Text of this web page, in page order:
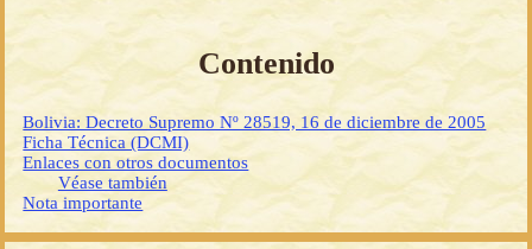
Contenido
Bolivia: Decreto Supremo Nº 28519, 16 de diciembre de 2005
Ficha Técnica (DCMI)
Enlaces con otros documentos
Véase también
Nota importante